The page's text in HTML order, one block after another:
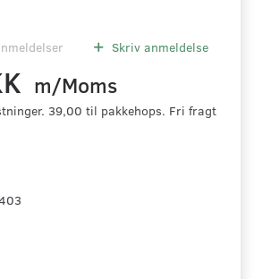
Skriv anmeldelse
m/Moms
39,00 til pakkehops. Fri fragt